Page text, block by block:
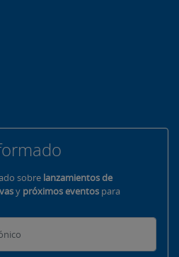
sobre lanzamientos de
y próximos eventos para